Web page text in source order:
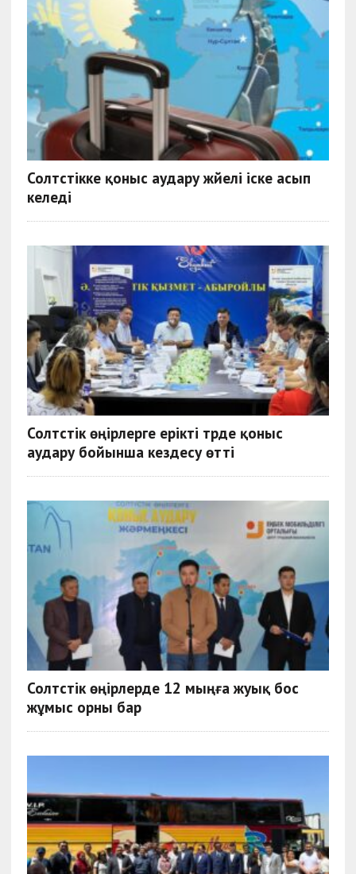
Солтүстікке қоныс аудару жүйелі іске асып
келеді
Солтүстік өңірлерге ерікті түрде қоныс
аудару бойынша кездесу өтті
Солтүстік өңірлерде 12 мыңға жуық бос
жұмыс орны бар